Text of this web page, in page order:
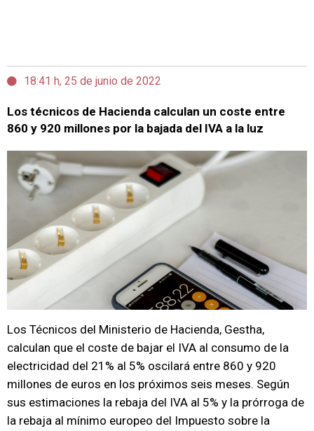
18:41 h, 25 de junio de 2022
Los técnicos de Hacienda calculan un coste entre
860 y 920 millones por la bajada del IVA a la luz
Los Técnicos del Ministerio de Hacienda, Gestha,
calculan que el coste de bajar el IVA al consumo de la
electricidad del 21% al 5% oscilará entre 860 y 920
millones de euros en los próximos seis meses. Según
sus estimaciones la rebaja del IVA al 5% y la prórroga de
la rebaja al mínimo europeo del Impuesto sobre la